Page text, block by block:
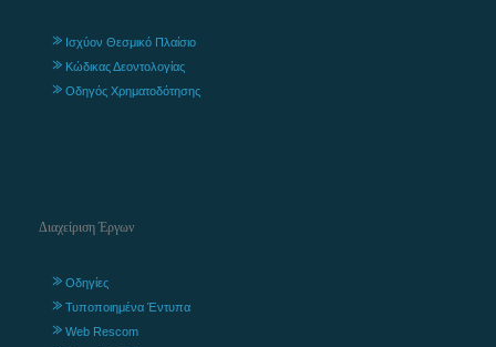
Ισχύον Θεσμικό Πλαίσιο
Κώδικας Δεοντολογίας
Οδηγός Χρηματοδότησης
Διαχείριση Έργων
Οδηγίες
Τυποποιημένα Έντυπα
Web Rescom